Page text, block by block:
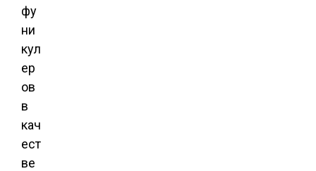
фу
ни
кул
ер
ов
в
кач
ест
ве